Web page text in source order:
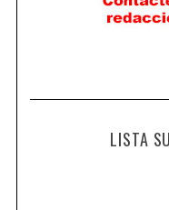
LISTA